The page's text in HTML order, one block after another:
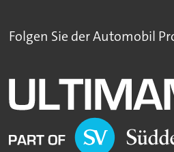
Folgen Sie der Automobil